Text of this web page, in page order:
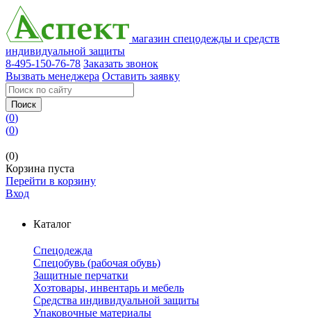
магазин спецодежды и средств
индивидуальной защиты
8-495-150-76-78 Заказать звонок
Вызвать менеджера Оставить заявку
Поиск
(0)
(0)
(0)
Корзина пуста
Перейти в корзину
Вход
Каталог
Спецодежда
Спецобувь (рабочая обувь)
Защитные перчатки
Хозтовары, инвентарь и мебель
Средства индивидуальной защиты
Упаковочные материалы